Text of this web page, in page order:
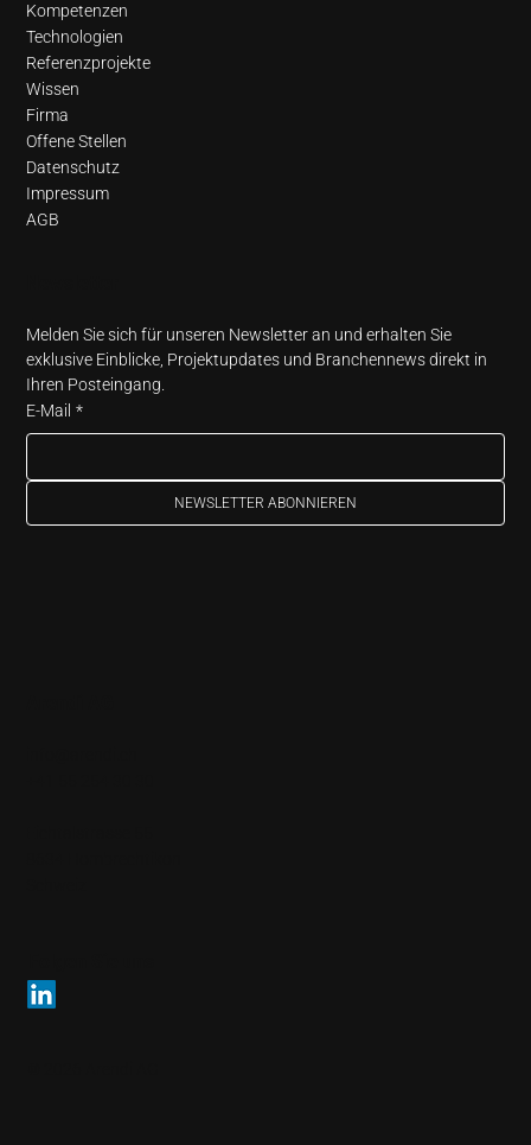
Melden Sie sich für unseren Newsletter an und erhalten Sie
exklusive Einblicke, Projektupdates und Branchennews direkt in
Ihren Posteingang.
E-Mail *
NEWSLETTER ABONNIEREN
Kompetenzen
Technologien
Referenzprojekte
Wissen
Firma
Offene Stellen
Datenschutz
Impressum
AGB